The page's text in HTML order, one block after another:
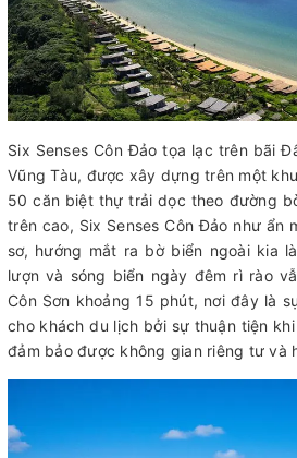
Six Senses Côn Đảo tọa lạc trên bãi
Vũng Tàu, được xây dựng trên một
50 căn biệt thự trải dọc theo đường
trên cao, Six Senses Côn Đảo như ẩn
sơ, hướng mắt ra bờ biển ngoài kia
lượn và sóng biển ngày đêm rì rào
Côn Sơn khoảng 15 phút, nơi đây là
cho khách du lịch bởi sự thuận tiện
đảm bảo được không gian riêng tư và